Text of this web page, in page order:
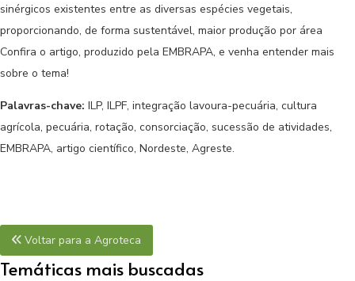
sinérgicos existentes entre as diversas espécies vegetais,
proporcionando, de forma sustentável, maior produção por área
Confira o artigo, produzido pela EMBRAPA, e venha entender mais
sobre o tema!
Palavras-chave: ILP, ILPF, integração lavoura-pecuária, cultura
agrícola, pecuária, rotação, consorciação, sucessão de atividades,
EMBRAPA, artigo científico, Nordeste, Agreste.
Voltar para a Agroteca
Temáticas mais buscadas